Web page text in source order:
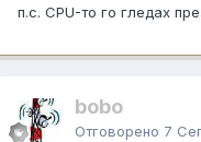
п.с. CPU-то го гледах
bobo
Отговорено 7